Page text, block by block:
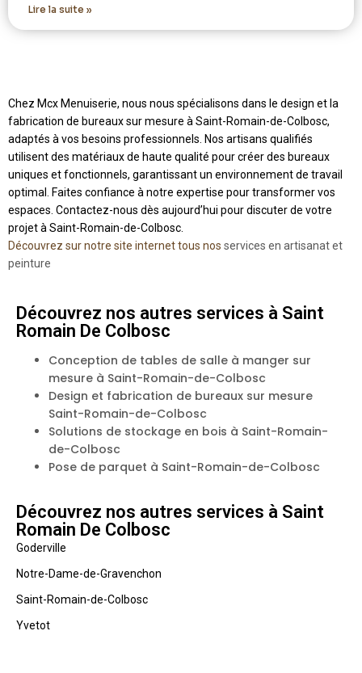
Lire la suite »
Chez Mcx Menuiserie, nous nous spécialisons dans le design et la
fabrication de bureaux sur mesure à Saint-Romain-de-Colbosc,
adaptés à vos besoins professionnels. Nos artisans qualifiés
utilisent des matériaux de haute qualité pour créer des bureaux
uniques et fonctionnels, garantissant un environnement de travail
optimal. Faites confiance à notre expertise pour transformer vos
espaces. Contactez-nous dès aujourd’hui pour discuter de votre
projet à Saint-Romain-de-Colbosc.
Découvrez sur notre site internet tous nos services en artisanat et
peinture
Découvrez nos autres services à Saint
Romain De Colbosc
Conception de tables de salle à manger sur
mesure à Saint-Romain-de-Colbosc
Design et fabrication de bureaux sur mesure
Saint-Romain-de-Colbosc
Solutions de stockage en bois à Saint-Romain-
de-Colbosc
Pose de parquet à Saint-Romain-de-Colbosc
Découvrez nos autres services à Saint
Romain De Colbosc
Goderville
Notre-Dame-de-Gravenchon
Saint-Romain-de-Colbosc
Yvetot